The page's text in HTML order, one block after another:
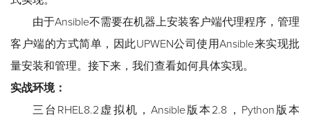
由于Ansible不需要在机器上安装客户端代理程序，管理
客户端的方式简单，因此UPWEN公司使用Ansible来实现批
量安装和管理。接下来，我们查看如何具体实现。
实战环境：
三台RHEL8.2虚拟机，Ansible版本2.8，Python版本